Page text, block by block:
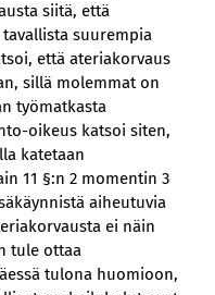
siitä, että
suurempia
että ateriakorvaus
sillä molemmat on
työmatkasta
oikeus katsoi siten,
katetaan
11 §:n 2 momentin 3
aiheutuvia
ei näin
tule ottaa
tulona huomioon,